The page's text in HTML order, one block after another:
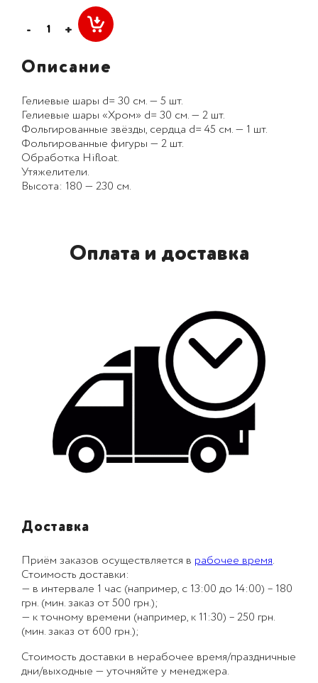
- +
Описание
Гелиевые шары d= 30 см. — 5 шт.
Гелиевые шары «Хром» d= 30 см. — 2 шт.
Фольгированные звёзды, сердца d= 45 см. — 1 шт.
Фольгированные фигуры — 2 шт.
Обработка Hifloat.
Утяжелители.
Высота: 180 — 230 см.
Оплата и доставка
Доставка
Приём заказов осуществляется в рабочее время.
Стоимость доставки:
— в интервале 1 час (например, с 13:00 до 14:00) – 180
грн. (мин. заказ от 500 грн.);
— к точному времени (например, к 11:30) – 250 грн.
(мин. заказ от 600 грн.);
Стоимость доставки в нерабочее время/праздничные
дни/выходные — уточняйте у менеджера.